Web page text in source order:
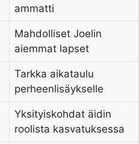
ammatti
Mahdolliset Joelin
aiemmat lapset
Tarkka aikataulu
perheenlisäykselle
Yksityiskohdat äidin
roolista kasvatuksessa